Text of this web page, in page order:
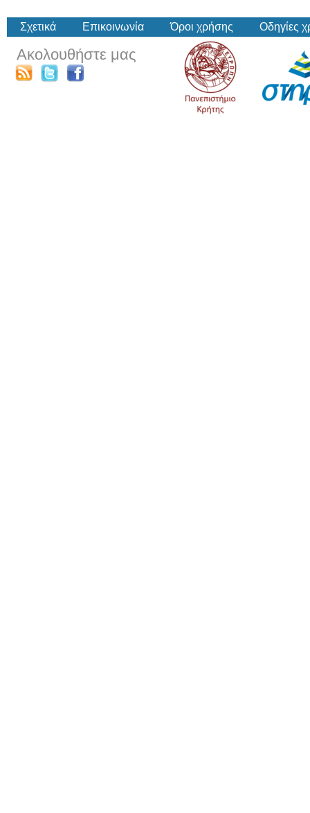
Σχετικά Επικοινωνία Όροι χρήσης Οδηγίες
Ακολουθήστε μας